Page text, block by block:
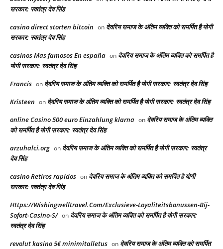
सरकार: स्वतंत्र देव सिंह
casino direct storten bitcoin on देवरिय समाज के अंतिम व्यक्ति को समर्पित है योगी
सरकार: स्वतंत्र देव सिंह
casinos Mas famosos En españa on देवरिय समाज के अंतिम व्यक्ति को समर्पित है
योगी सरकार: स्वतंत्र देव सिंह
Francis on देवरिय समाज के अंतिम व्यक्ति को समर्पित है योगी सरकार: स्वतंत्र देव सिंह
Kristeen on देवरिय समाज के अंतिम व्यक्ति को समर्पित है योगी सरकार: स्वतंत्र देव सिंह
online Casino 500 euro Einzahlung klarna on देवरिय समाज के अंतिम व्यक्ति
को समर्पित है योगी सरकार: स्वतंत्र देव सिंह
arzuhalci.org on देवरिय समाज के अंतिम व्यक्ति को समर्पित है योगी सरकार: स्वतंत्र
देव सिंह
casino Retiros rapidos on देवरिय समाज के अंतिम व्यक्ति को समर्पित है योगी
सरकार: स्वतंत्र देव सिंह
Https://Wishingwelltravel.Com/Exclusieve-Loyaliteitsbonussen-Bij-
Sofort-Casino-S/ on देवरिय समाज के अंतिम व्यक्ति को समर्पित है योगी सरकार:
स्वतंत्र देव सिंह
revolut kasino 5€ minimitalletus on देवरिय समाज के अंतिम व्यक्ति को समर्पित